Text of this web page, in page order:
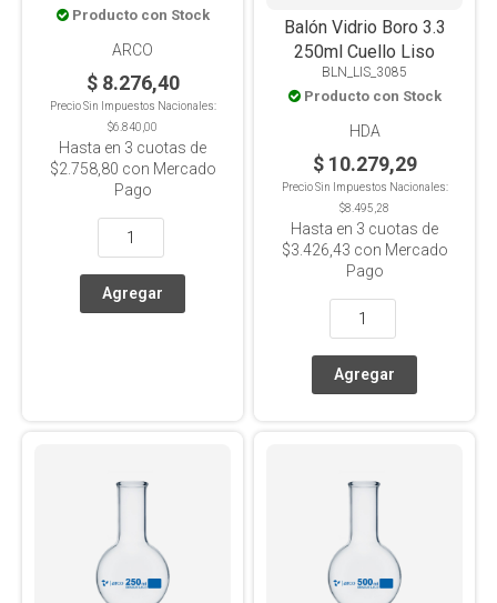
Producto con Stock
ARCO
$ 8.276,40
Precio Sin Impuestos Nacionales:
$6.840,00
Hasta en 3 cuotas de
$2.758,80 con Mercado
Pago
Balón Vidrio Boro 3.3
250ml Cuello Liso
BLN_LIS_3085
Producto con Stock
HDA
$ 10.279,29
Precio Sin Impuestos Nacionales:
$8.495,28
Hasta en 3 cuotas de
$3.426,43 con Mercado
Pago